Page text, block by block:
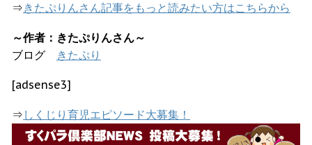
⇒きたぷりんさん記事をもっと読みたい方はこちらから
～作者：きたぷりんさん～
ブログ きたぷり
[adsense3]
⇒ しくじり育児エピソード大募集！